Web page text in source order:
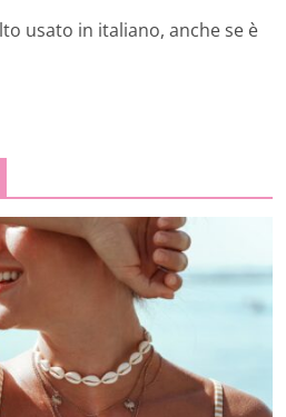
usato in italiano, anche se è